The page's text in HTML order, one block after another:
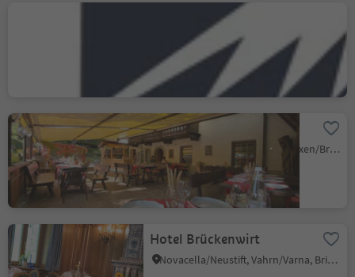
Eguia Craft Brewery
S.Cristina Gherdëina/S.Cristina Val Gardena/S.Cristina Gherdëina/St.Christina in Gröden, S.Crestina Gherdëina/Santa Cristina Val Gardana, Dolomites Region Val Gardena
Gasthaus Zum See
Varna/Vahrn, Vahrn/Varna, Brixen/Bressanone and environs
Hotel Brückenwirt
Novacella/Neustift, Vahrn/Varna, Brixen/Bressanone and environs